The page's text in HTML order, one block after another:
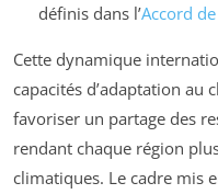
définis dans l’Accord
Cette dynamique
capacités d’adaptation au
favoriser un partage des
rendant chaque région
climatiques. Le cadre mis